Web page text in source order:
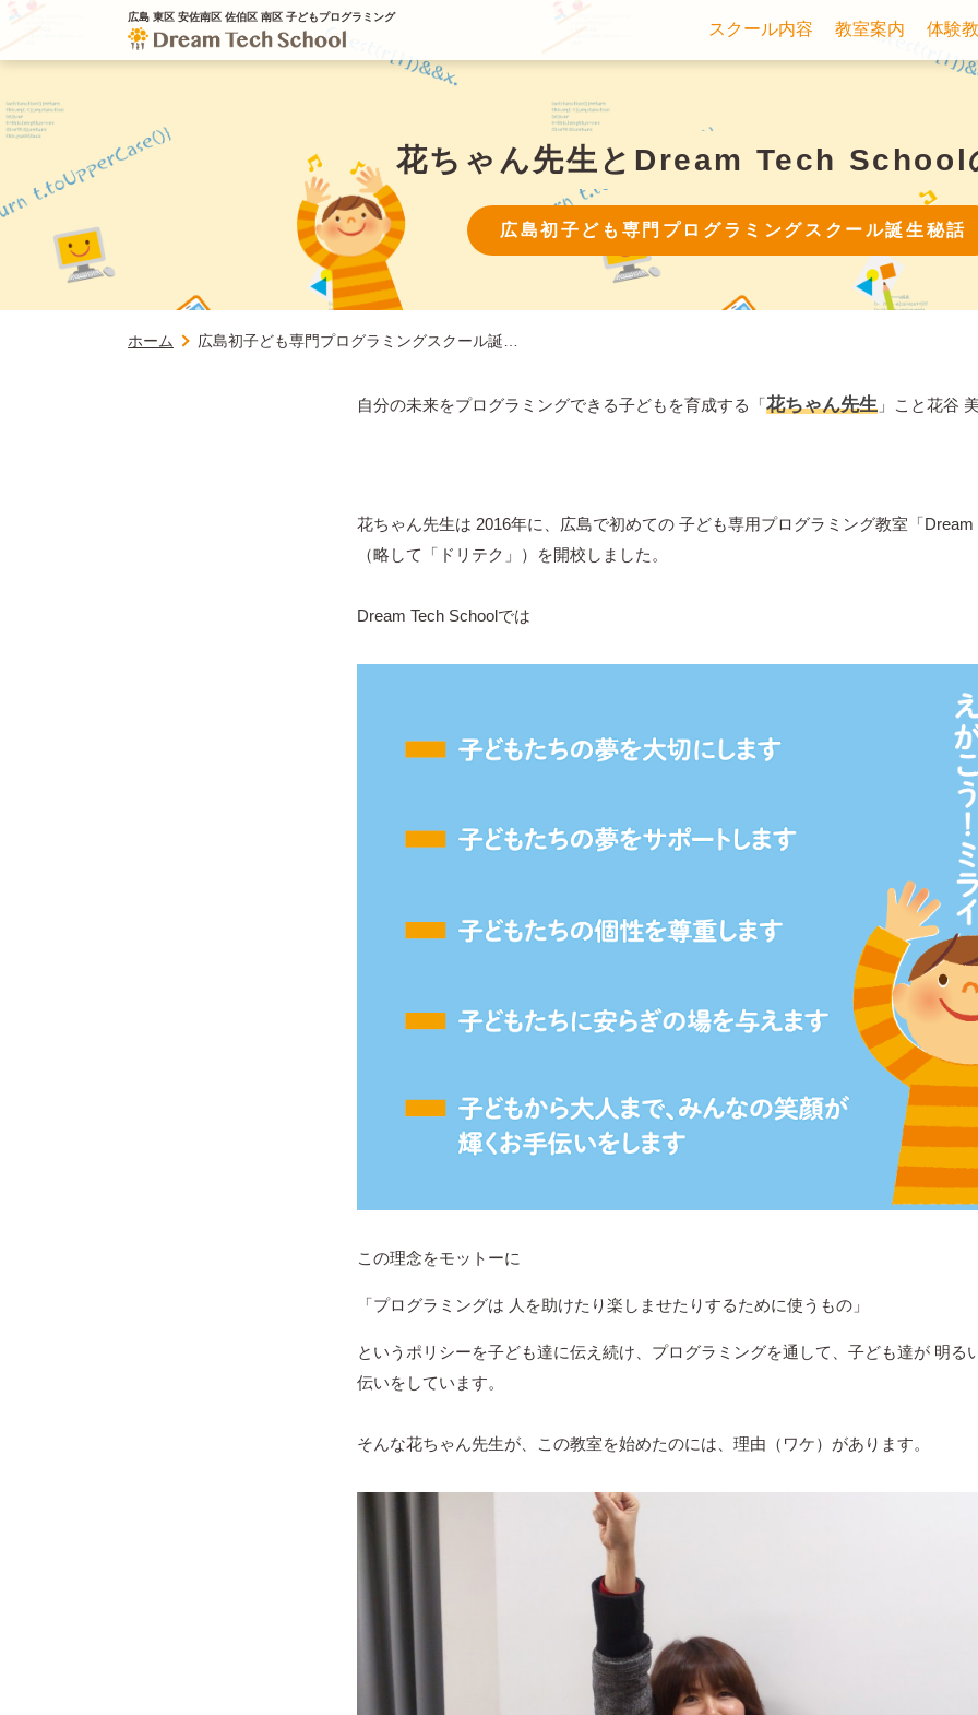
広島 東区 安佐南区 佐伯区 南区 子どもプログラミング
スクール内容 教室案内 体験
花ちゃん先生と Dream Tech School
広島初子ども専門 プログラミングスクール誕生秘話
ホーム 広島初子ども専門プログラミングスクール誕…
自分の未来をプログラミングできる子どもを育成する「花ちゃん先生 」こと花谷
花ちゃん先生は 2016年に、広島で初めての 子ども専用プログラミング教室「Dream
（略して「ドリテク」）を開校しました。
Dream Tech Schoolでは
この理念をモットーに
「プログラミングは 人を助けたり楽しませたりするために使うもの」
というポリシーを子ども達に伝え続け、プログラミングを通して、子ども達が 明る
伝いをしています。
そんな花ちゃん先生が、この教室を始めたのには、理由（ワケ）があります。